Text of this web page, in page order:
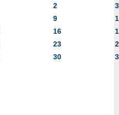
2
3
9
16
23
30